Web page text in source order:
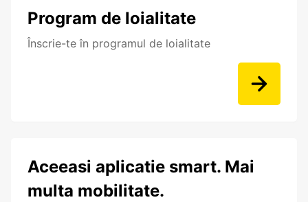
Program de loialitate
Înscrie-te în programul de loialitate
Aceeasi aplicatie smart. Mai
multa mobilitate.